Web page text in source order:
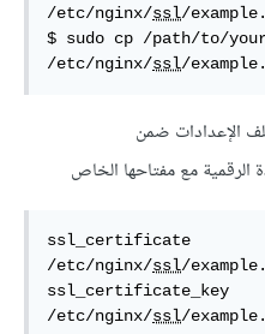
/etc/nginx/ssl/
$ sudo cp /path/to/
/etc/nginx/ssl/
الإعدادات ضمن
ssl_certificate
/etc/nginx/ssl/
ssl_certificate_key
/etc/nginx/ssl/